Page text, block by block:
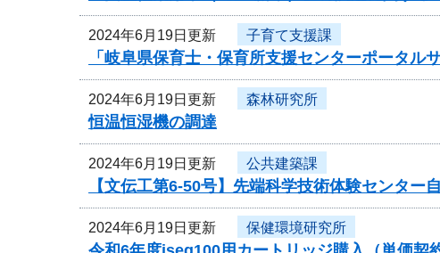
2024年6月19日更新 子育て支援課
「岐阜県保育士・保育所支援センターポータ
2024年6月19日更新 森林研究所
恒温恒湿機の調達
2024年6月19日更新 公共建築課
【文伝工第6-50号】先端科学技術体験センタ
2024年6月19日更新 保健環境研究所